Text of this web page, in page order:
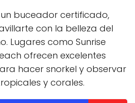
un buceador certificado,
con la belleza del
Lugares como Sunrise
ofrecen excelentes
hacer snorkel y observar
y corales.